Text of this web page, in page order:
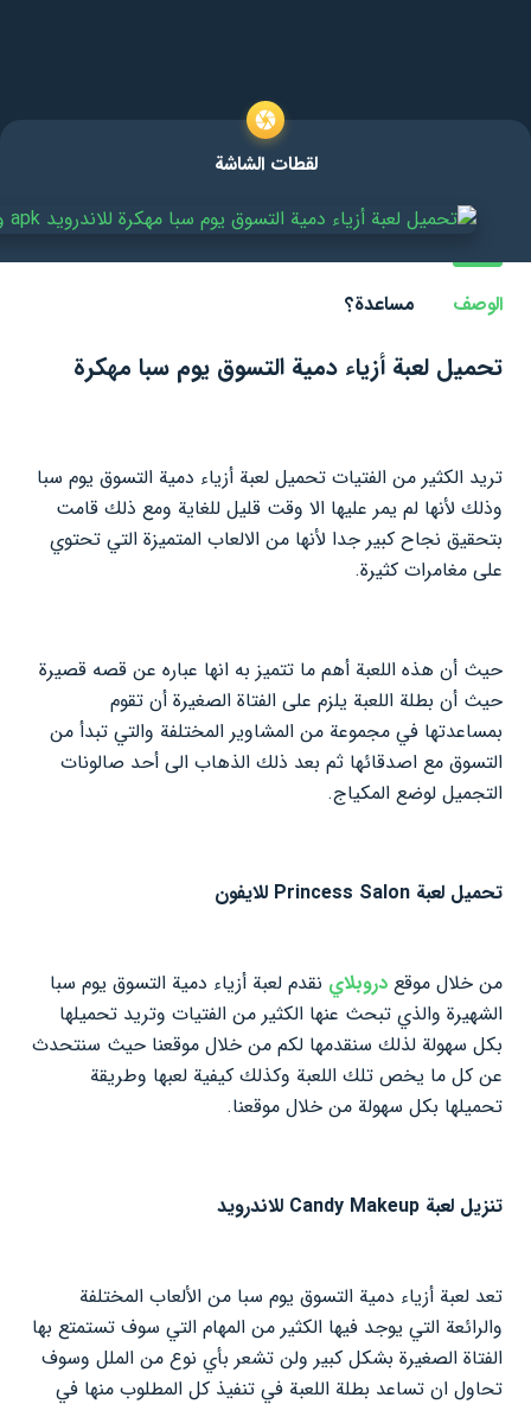
لقطات الشاشة
الوصف مساعدة؟
تحميل لعبة أزياء دمية التسوق يوم سبا مهكرة
تريد الكثير من الفتيات تحميل لعبة أزياء دمية التسوق يوم سبا
وذلك لأنها لم يمر عليها الا وقت قليل للغاية ومع ذلك قامت
بتحقيق نجاح كبير جدا لأنها من الالعاب المتميزة التي تحتوي
على مغامرات كثيرة.
حيث أن هذه اللعبة أهم ما تتميز به انها عباره عن قصه قصيرة
حيث أن بطلة اللعبة يلزم على الفتاة الصغيرة أن تقوم
بمساعدتها في مجموعة من المشاوير المختلفة والتي تبدأ من
التسوق مع اصدقائها ثم بعد ذلك الذهاب الى أحد صالونات
التجميل لوضع المكياج.
تحميل لعبة Princess Salon للايفون
من خلال موقع دروبلاي نقدم لعبة أزياء دمية التسوق يوم سبا
الشهيرة والذي تبحث عنها الكثير من الفتيات وتريد تحميلها
بكل سهولة لذلك سنقدمها لكم من خلال موقعنا حيث سنتحدث
عن كل ما يخص تلك اللعبة وكذلك كيفية لعبها وطريقة
تحميلها بكل سهولة من خلال موقعنا.
تنزيل لعبة Candy Makeup للاندرويد
تعد لعبة أزياء دمية التسوق يوم سبا من الألعاب المختلفة
والرائعة التي يوجد فيها الكثير من المهام التي سوف تستمتع بها
الفتاة الصغيرة بشكل كبير ولن تشعر بأي نوع من الملل وسوف
تحاول ان تساعد بطلة اللعبة في تنفيذ كل المطلوب منها في